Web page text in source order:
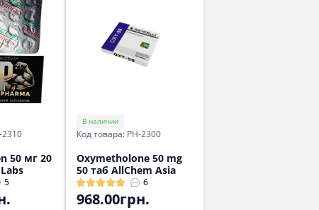
2310
50 мг 20
5
В наличии
Код товара: PH-2300
Oxymetholone 50 mg
50 таб AllChem Asia
6
968.00грн.